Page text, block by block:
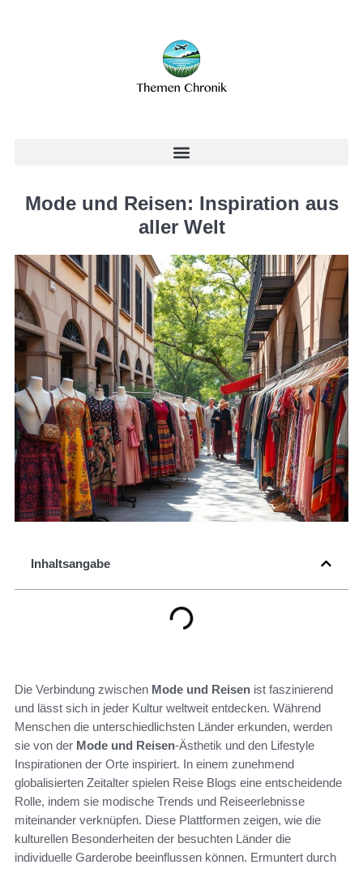
Mode und Reisen: Inspiration aus
aller Welt
Inhaltsangabe
Die Verbindung zwischen Mode und Reisen ist faszinierend
und lässt sich in jeder Kultur weltweit entdecken. Während
Menschen die unterschiedlichsten Länder erkunden, werden
sie von der Mode und Reisen-Ästhetik und den Lifestyle
Inspirationen der Orte inspiriert. In einem zunehmend
globalisierten Zeitalter spielen Reise Blogs eine entscheidende
Rolle, indem sie modische Trends und Reiseerlebnisse
miteinander verknüpfen. Diese Plattformen zeigen, wie die
kulturellen Besonderheiten der besuchten Länder die
individuelle Garderobe beeinflussen können. Ermuntert durch